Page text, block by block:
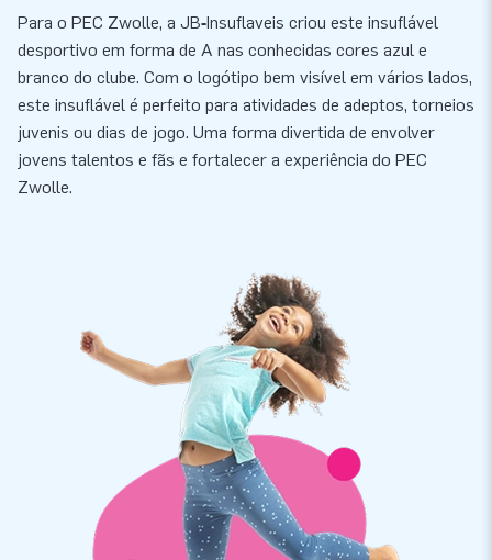
Para o PEC Zwolle, a JB‑Insuflaveis criou este insuflável
desportivo em forma de A nas conhecidas cores azul e
branco do clube. Com o logótipo bem visível em vários lados,
este insuflável é perfeito para atividades de adeptos, torneios
juvenis ou dias de jogo. Uma forma divertida de envolver
jovens talentos e fãs e fortalecer a experiência do PEC
Zwolle.